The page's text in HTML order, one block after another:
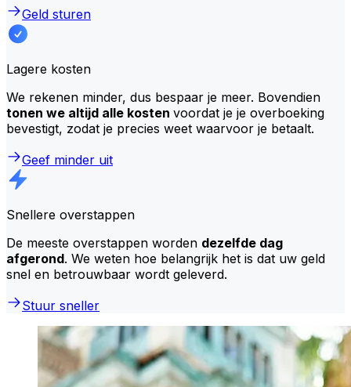
Geld sturen
Lagere kosten
We rekenen minder, dus bespaar je meer. Bovendien
tonen we altijd alle kosten voordat je je overboeking
bevestigt, zodat je precies weet waarvoor je betaalt.
Geef minder uit
Snellere overstappen
De meeste overstappen worden dezelfde dag
afgerond. We weten hoe belangrijk het is dat uw geld
snel en betrouwbaar wordt geleverd.
Stuur sneller